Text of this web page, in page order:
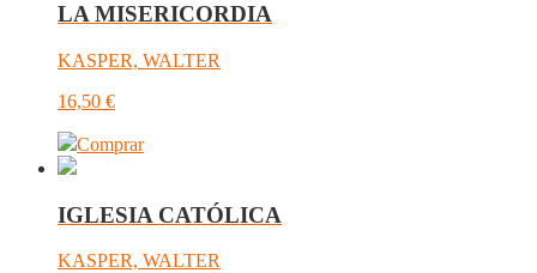
LA MISERICORDIA
KASPER, WALTER
16,50 €
Comprar
IGLESIA CATÓLICA
KASPER, WALTER